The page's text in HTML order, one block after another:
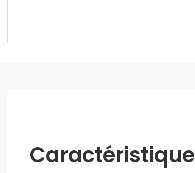
Caractéristique